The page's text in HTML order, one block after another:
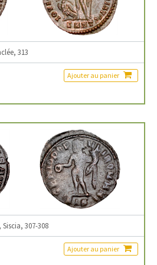
313
Ajouter au panier
307-308
Ajouter au panier